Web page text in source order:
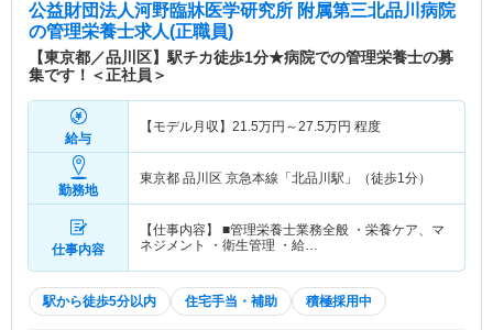
公益財団法人河野臨牀医学研究所 附属第三北品川病院
の管理栄養士求人(正職員)
【東京都／品川区】駅チカ徒歩1分★病院での管理栄養士の募
集です！＜正社員＞
給与
【モデル月収】 21.5万円～27.5万円 程度
勤務地
東京都 品川区 京急本線「北品川駅」（徒歩1分）
仕事内容
【仕事内容】 ■管理栄養士業務全般 ・栄養ケア、マ
ネジメント ・衛生管理 ・給…
駅から徒歩5分以内 住宅手当・補助 積極採用中